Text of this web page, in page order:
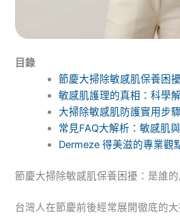
目錄
節慶大掃除敏感肌保養困
敏感肌護理的真相：科學
大掃除敏感肌防護實用步
常見FAQ大解析：敏感肌
Dermeze 得美滋的專業觀
節慶大掃除敏感肌保養困擾：是誰
台灣人在節慶前後經常展開徹底的